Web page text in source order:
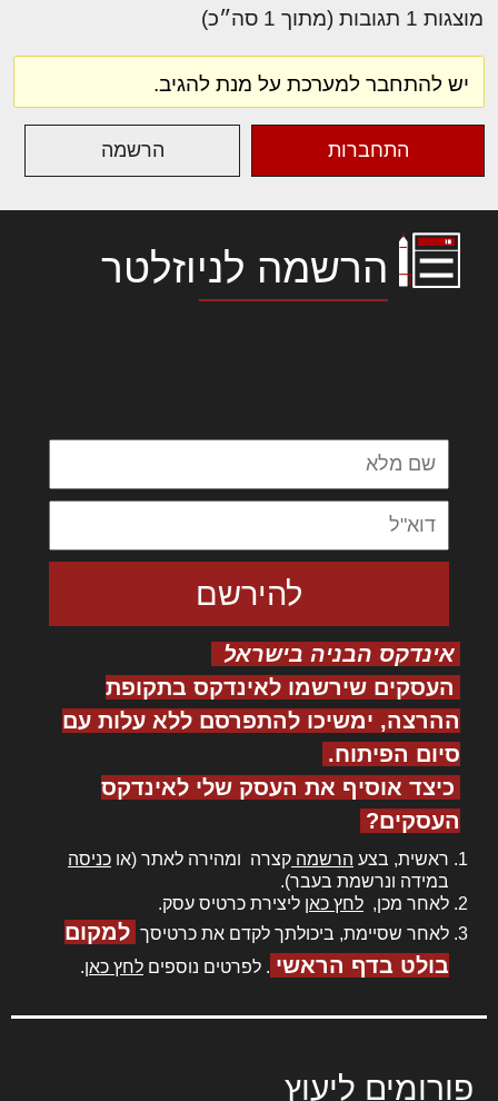
מוצגות 1 תגובות (מתוך 1 סה״כ)
יש להתחבר למערכת על מנת להגיב.
התחברות הרשמה
הרשמה לניוזלטר
אינדקס הבניה בישראל
העסקים שירשמו לאינדקס בתקופת
ההרצה, ימשיכו להתפרסם ללא עלות עם
סיום הפיתוח.
כיצד אוסיף את העסק שלי לאינדקס
העסקים?
ראשית, בצע הרשמה קצרה ומהירה לאתר (או כניסה
במידה ונרשמת בעבר).
לאחר מכן, לחץ כאן ליצירת כרטיס עסק.
לאחר שסיימת, ביכולתך לקדם את כרטיסך למקום
בולט בדף הראשי . לפרטים נוספים לחץ כאן.
פורומים ליעוץ